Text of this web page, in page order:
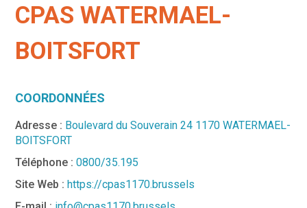
CPAS WATERMAEL-
BOITSFORT
COORDONNÉES
Adresse : Boulevard du Souverain 24 1170 WATERMAEL-
BOITSFORT
Téléphone :0800/35.195
Site Web : https://cpas1170.brussels